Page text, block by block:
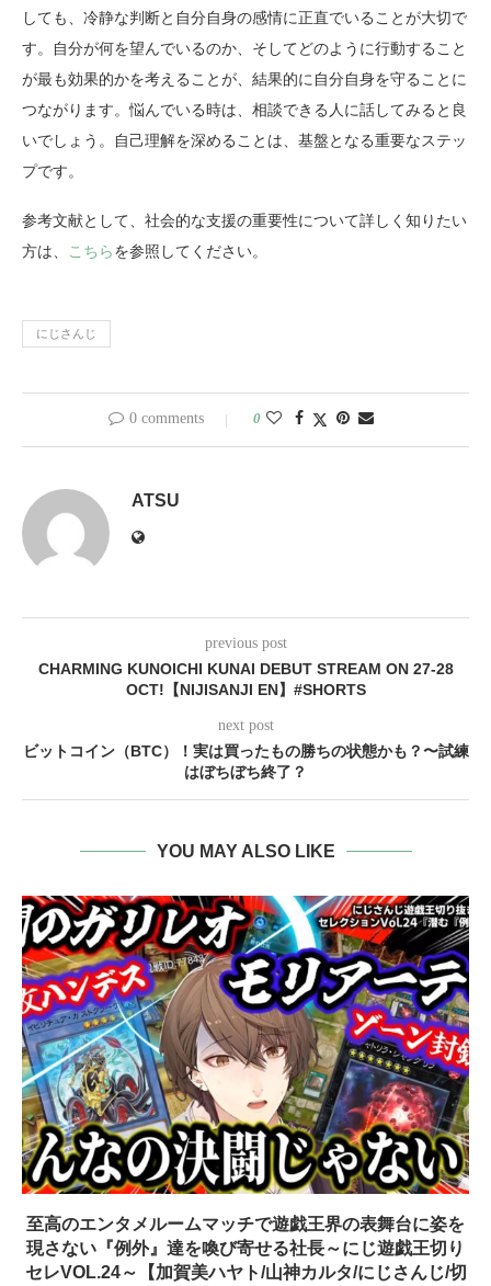
しても、冷静な判断と自分自身の感情に正直でいることが大切で
す。自分が何を望んでいるのか、そしてどのように行動すること
が最も効果的かを考えることが、結果的に自分自身を守ることに
つながります。悩んでいる時は、相談できる人に話してみると良
いでしょう。自己理解を深めることは、基盤となる重要なステッ
プです。
参考文献として、社会的な支援の重要性について詳しく知りたい
方は、
こちら を参照してください。
にじさんじ
0 comments 0
ATSU
previous post
CHARMING KUNOICHI KUNAI DEBUT STREAM ON 27-28
OCT!【NIJISANJI EN】#SHORTS
next post
ビットコイン（BTC）！実は買ったもの勝ちの状態かも？〜試練
はぼちぼち終了？
YOU MAY ALSO LIKE
至高のエンタメルームマッチで遊戯王界の表舞台に姿を
現さない『例外』達を喚び寄せる社長～にじ遊戯王切り
セレVOL.24～【加賀美ハヤト/山神カルタ/にじさんじ/切